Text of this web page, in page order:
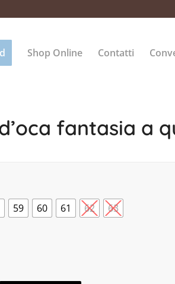
Shop Online Contatti
fantasia a
59 60 61 62 63